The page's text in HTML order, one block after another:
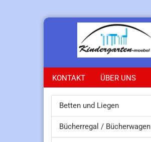
KONTAKT ÜBER UNS
Betten und Liegen
Bücherregal / Bücherwagen